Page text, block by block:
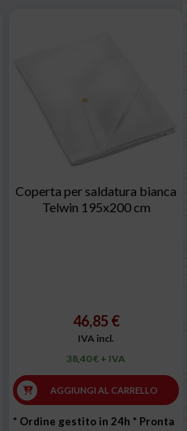
Coperta per saldatura bianca
Telwin 195x200 cm
46,85 €
IVA incl.
38,40 € + IVA
AGGIUNGI AL CARRELLO
* Ordine gestito in 24h * Pronta